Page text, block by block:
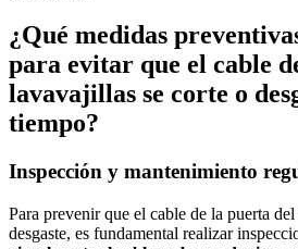
¿Qué medidas
para evitar que el cable
lavavajillas se corte o
tiempo?
Inspección y mantenimiento
Para prevenir que el cable de la puerta
desgaste, es fundamental realizar